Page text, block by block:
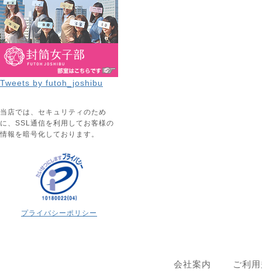
Tweets by futoh_joshibu
当店では、セキュリティのため
に、SSL通信を利用してお客様の
情報を暗号化しております。
プライバシーポリシー
会社案内 ご利